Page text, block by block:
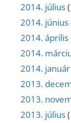
2014. július
2014. június
2014. április
2014.
2014. január
2013.
2013.
2013. július